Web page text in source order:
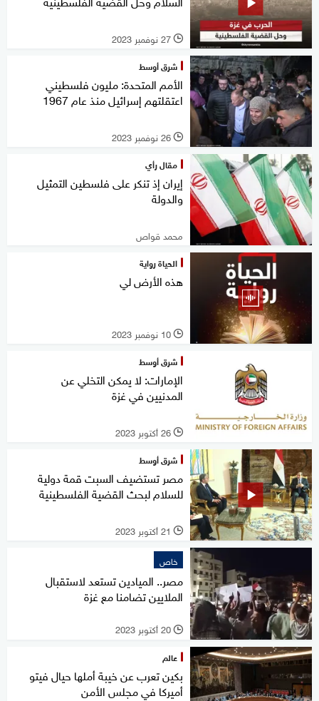
l 27 نوفمبر 2023
شرق أوسط
الأمم المتحدة: مليون فلسطيني
اعتقلتهم إسرائيل منذ عام 1967
l 26 نوفمبر 2023
مقال رأي
إيران إذ تنكر على فلسطين التمثيل
والدولة
محمد قواص
الحياة رواية
هذه الأرض لي
l 10 نوفمبر 2023
شرق أوسط
الإمارات: لا يمكن التخلي عن
المدنيين في غزة
l 26 أكتوبر 2023
شرق أوسط
مصر تستضيف السبت قمة دولية
للسلام لبحث القضية الفلسطينية
l 21 أكتوبر 2023
خاص
مصر.. الميادين تستعد لاستقبال
الملايين تضامنا مع غزة
l 20 أكتوبر 2023
عالم
بكين تعرب عن خيبة أملها حيال فيتو
أميركا في مجلس الأمن